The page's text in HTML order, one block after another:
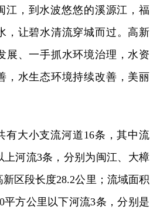
江，到水波悠悠的溪源江，福
，让碧水清流穿城而过。高新
展、一手抓水环境治理，水资
，水生态环境持续改善，美丽
有大小支流河道16条，其中流
上河流3条，分别为闽江、大樟
区段长度28.2公里；流域面积
平方公里以下河流3条，分别是